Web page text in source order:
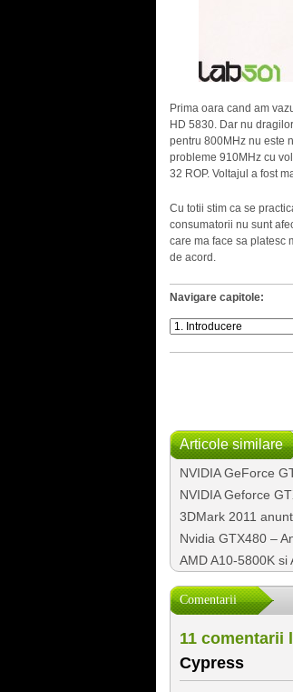
Prima oara cand am
HD 5830. Dar nu
pentru 800MHz nu este
probleme 910MHz cu
32 ROP. Voltajul a fost
Cu totii stim ca se
consumatorii nu sunt
care ma face sa platesc
de acord.
Navigare capitole:
Articole similare
NVIDIA GeForce
NVIDIA Geforce
3DMark 2011
Nvidia GTX480 –
AMD A10-5800K si
Comentarii
11 comentarii
Cypress